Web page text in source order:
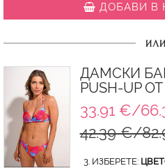
ДОБАВИ В
ИЛИ
ДАМСКИ
PUSH-UP ОТ
33.91 €/
42.39 €/
3. ИЗБЕРЕТЕ: